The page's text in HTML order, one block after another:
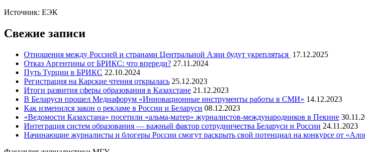
Источник: ЕЭК
Свежие записи
Отношения между Россией и странами Центральной Азии будут укрепляться 17.12.2025
Отказ Аргентины от БРИКС: что впереди? 27.11.2024
Путь Турции в БРИКС 22.10.2024
Регистрация на Карские чтения открылась 25.12.2023
Итоги развития сферы образования в Казахстане 21.12.2023
В Беларуси прошел Медиафорум «Инновационные инструменты работы в СМИ» 14.12.2023
Как изменился закон о рекламе в России и Беларуси 08.12.2023
«Ведомости Казахстана» посетили «альма-матер» журналистов-международников в Пекине
Интеграция систем образования — важный фактор сотрудничества Беларуси и России 24.11.2023
Начинающие журналисты и блогеры России смогут раскрыть свой потенциал на конкурсе от